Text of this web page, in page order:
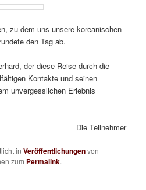
zu dem uns unsere koreanischen
den Tag ab.
der diese Reise durch die
Kontakte und seinen
unvergesslichen Erlebnis
Die Teilnehmer
inVeröffentlichungenvon
zum Permalink.